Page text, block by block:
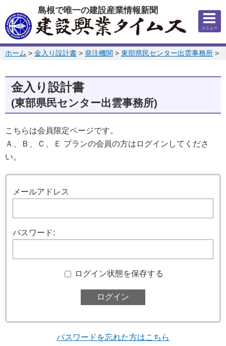
このページの本文へ
島根で唯一の建設産業情報新聞
メニュー
このページの位置:
ホーム > 金入り設計書 > 発注機関 > 東部県民センター出雲事務所 >
金入り設計書
(東部県民センター出雲事務所)
こちらは会員限定ページです。
Ａ、Ｂ、Ｃ、Ｅ プランの会員の方はログインしてくださ
い。
メールアドレス
パスワード:
ログイン状態を保存する
パスワードを忘れた方はこちら